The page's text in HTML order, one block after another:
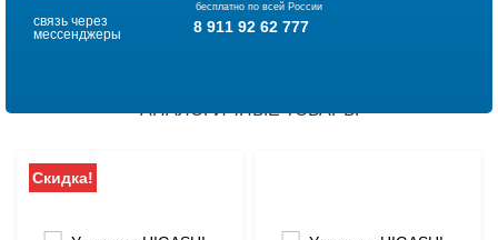
бесплатно по всей России
связь через
мессенджеры
8 911 92 62 777
АНАЛОГИЧНЫЕ ТОВАРЫ
Скидка!